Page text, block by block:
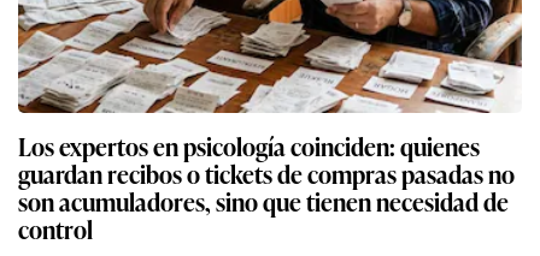
Los expertos en psicología coinciden: quienes
guardan recibos o tickets de compras pasadas no
son acumuladores, sino que tienen necesidad de
control